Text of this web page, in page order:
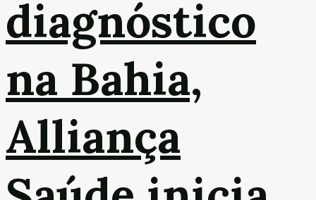
diagnóstico
na Bahia,
Alliança